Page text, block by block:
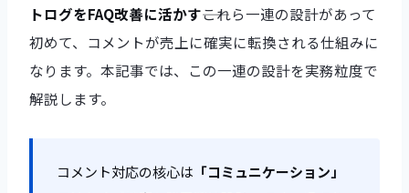
トログをFAQ改善に活かす――これら一連の設計があって
初めて、コメントが売上に確実に転換される仕組みに
なります。本記事では、この一連の設計を実務粒度で
解説します。
コメント対応の核心は 「コミュニケーション」